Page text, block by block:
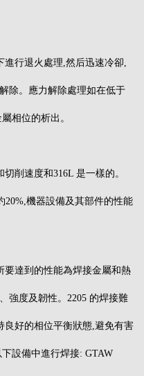
進行退火處理,然后迅速冷卻,
除。應力解除處理如在低于
相位的析出。
削速度和316L 是一樣的。
20%,機器設備及其部件的性能
要達到的性能為焊接金屬和熱
強度及韌性。2205 的焊接難
良好的相位平衡狀態,避免有害
設備中進行焊接: GTAW